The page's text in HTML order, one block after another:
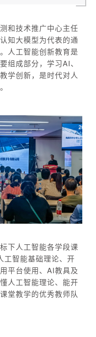
和技术推广中心主任
知大模型为代表的通
人工智能创新教育是
组成部分，学习AI、
学创新，是时代对人
下人工智能各学段课
工智能基础理论、开
平台使用、AI教具及
人工智能理论、能开
堂教学的优秀教师队